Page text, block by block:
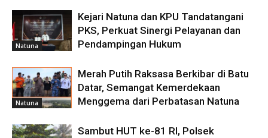
Natuna
Kejari Natuna dan KPU Tandatangani
PKS, Perkuat Sinergi Pelayanan dan
Pendampingan Hukum
Natuna
Merah Putih Raksasa Berkibar di Batu
Datar, Semangat Kemerdekaan
Menggema dari Perbatasan Natuna
Sambut HUT ke-81 RI, Polsek